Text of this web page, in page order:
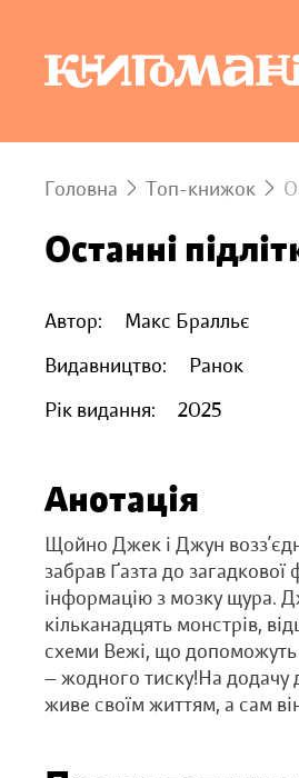
Головна Топ-книжок
Останні
Автор:
Макс Бралльє
Видавництво:
Ранок
Рік видання:
2025
Анотація
Щойно Джек і Джун
забрав Ґазта до
інформацію з мозку щура.
кільканадцять монстрів,
схеми Вежі, що допоможуть
— жодного тиску!На додачу
живе своїм життям, а сам